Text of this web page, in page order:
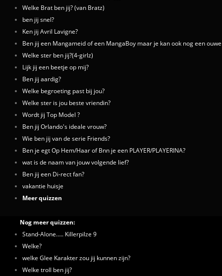
Welke Brat ben jij? (van Bratz)
ben jij snel?
Ken jij Avril Lavigne?
Ben jij een Mangameid of een MangaBoy maar je kan ook nog een
Welke ster ben jij?(4-girlz)
Lijk jij een beetje op mij?
Ben jij aardig?
Welke begroeting past bij jou?
Welke ster is jou beste vriendin?
Wordt jij Top Model ?
Ben jij Orlando's ideale vrouw?
Wie ben jij van de serie Friends?
Ben je egt Op Hem/Haar of Bnn je een PLAYER/PLAYERINA?
wat is de naam van jouw volgende lief?
Ben jij een Di-rect fan?
vakantie huisje
Meer quizzen
Nog meer quizzen:
Stand-Alone….. Killerpilze 9
Welke?
welke Glee Karakter zou jij kunnen zijn?
Welke troll ben jij?